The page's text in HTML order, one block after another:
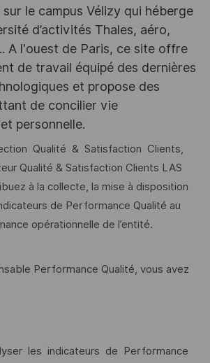
le campus Vélizy qui héberge
d’activités Thales, aéro,
A l'ouest de Paris, ce site offre
de travail équipé des dernières
et propose des
de concilier vie
personnelle.
Qualité & Satisfaction Clients,
Qualité & Satisfaction Clients LAS
à la collecte, la mise à disposition
de Performance Qualité au
opérationnelle de l’entité.
Performance Qualité, vous avez
les indicateurs de Performance